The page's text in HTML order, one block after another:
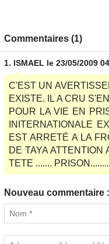
Commentaires (1)
1. ISMAEL le 23/05/2009
C'EST UN
EXISTE. IL A CRU
POUR LA VIE EN
INITERNATIONALE
EST ARRETÉ A LA
DE TAYA ATTENTION
TETE .......
Nouveau commentaire :